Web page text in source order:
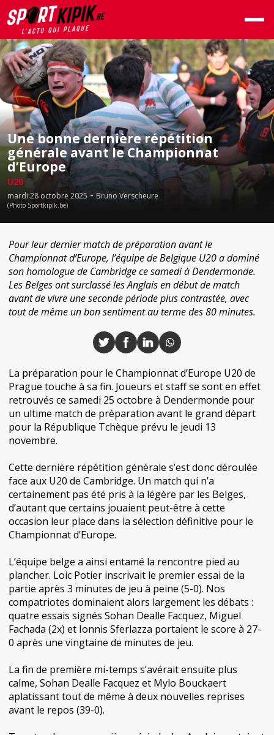
Une bonne dernière répétition
générale avant le Championnat
d’Europe
U20
mardi 28 octobre 2025 - Bruno Verscheure
(Photo Sportkipik.be)
Pour leur dernier match de préparation avant le
Championnat d’Europe, l’équipe de Belgique U20 a dominé
son homologue de Cambridge ce samedi à Dendermonde.
Les Belges ont surclassé les Anglais en début de match
avant de vivre une seconde période plus contrastée, avec
tout de même un bon sentiment au terme des 80 minutes.
La préparation pour le Championnat d’Europe U20 de
Prague touche à sa fin. Joueurs et staff se sont en effet
retrouvés ce samedi 25 octobre à Dendermonde pour
un ultime match de préparation avant le grand départ
pour la République Tchèque prévu le jeudi 13
novembre.
Cette dernière répétition générale s’est donc déroulée
face aux U20 de Cambridge. Un match qui n’a
certainement pas été pris à la légère par les Belges,
d’autant que certains jouaient peut-être à cette
occasion leur place dans la sélection définitive pour le
Championnat d’Europe.
L’équipe belge a ainsi entamé la rencontre pied au
plancher. Loic Potier inscrivait le premier essai de la
partie après 3 minutes de jeu à peine (5-0). Nos
compatriotes dominaient alors largement les débats :
quatre essais signés Sohan Dealle Facquez, Miguel
Fachada (2x) et Ionnis Sferlazza portaient le score à 27-
0 après une vingtaine de minutes de jeu.
La fin de première mi-temps s’avérait ensuite plus
calme, Sohan Dealle Facquez et Mylo Bouckaert
aplatissant tout de même à deux nouvelles reprises
avant le repos (39-0).